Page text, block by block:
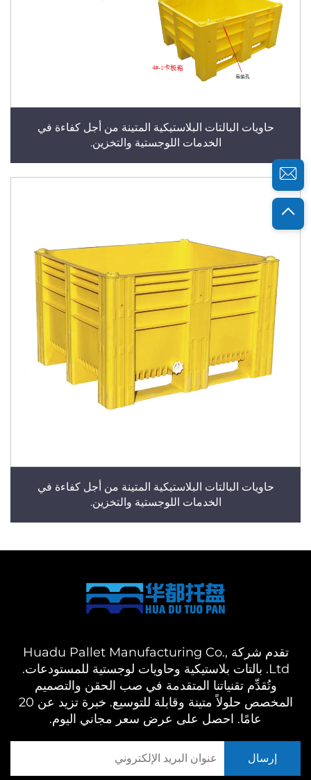
حاويات البالتات البلاستيكية المتينة من أجل كفاءة في
الخدمات اللوجستية والتخزين.
حاويات البالتات البلاستيكية المتينة من أجل كفاءة في
الخدمات اللوجستية والتخزين.
تقدم شركة Huadu Pallet Manufacturing Co.,
Ltd. بالتات بلاستيكية وحاويات لوجستية للمستودعات.
وتُقدِّم تقنياتنا المتقدمة في صب الحقن والتصميم
المخصص حلولاً متينة وقابلة للتوسيع. خبرة تزيد عن 20
عامًا. احصل على عرض سعر مجاني اليوم.